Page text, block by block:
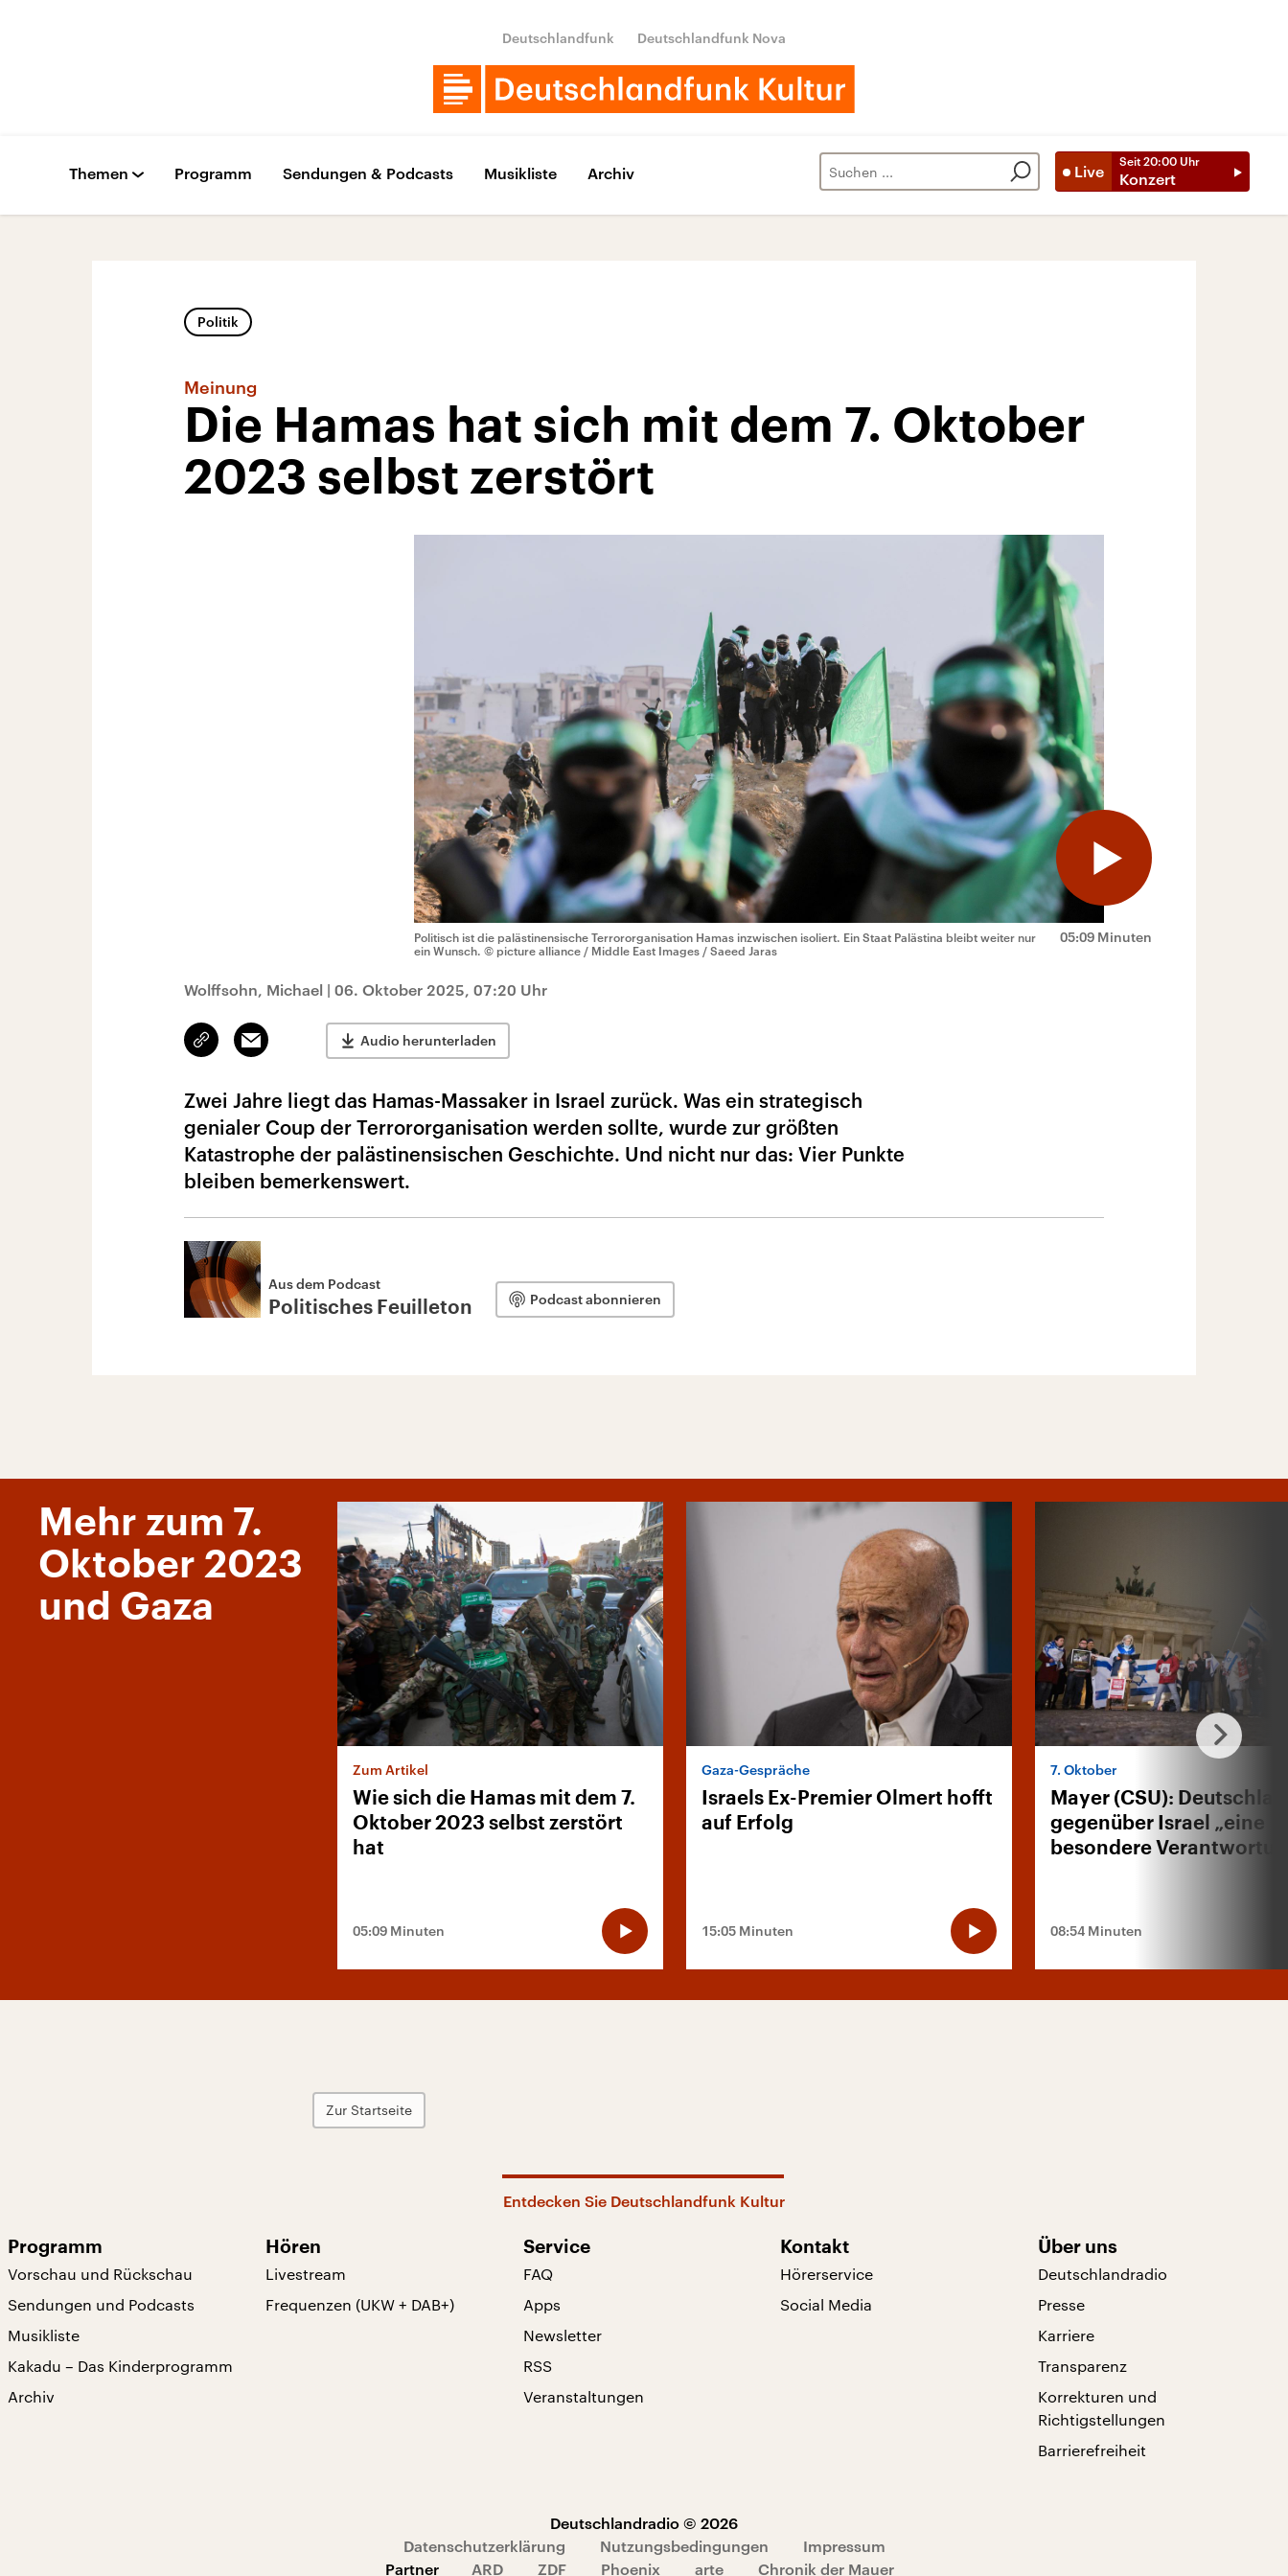
Deutschlandfunk Deutschlandfunk Nova
Live
Seit 20:00 Uhr
Konzert
Themen Programm Sendungen & Podcasts Musikliste Archiv
Politik
Meinung
Die Hamas hat sich mit dem 7. Oktober
2023 selbst zerstört
05:09 Minuten
Politisch ist die palästinensische Terrororganisation Hamas inzwischen isoliert. Ein Staat Palästina bleibt weiter nur
ein Wunsch. © picture alliance / Middle East Images / Saeed Jaras
Wolffsohn, Michael | 06. Oktober 2025, 07:20 Uhr
Link
kopieren/teilen
Email Audio herunterladen
Zwei Jahre liegt das Hamas-Massaker in Israel zurück. Was ein strategisch
genialer Coup der Terrororganisation werden sollte, wurde zur größten
Katastrophe der palästinensischen Geschichte. Und nicht nur das: Vier Punkte
bleiben bemerkenswert.
Aus dem Podcast
Politisches Feuilleton Podcast abonnieren
Mehr zum 7.
Oktober 2023
und Gaza
Zum Artikel
Wie sich die Hamas mit dem 7.
Oktober 2023 selbst zerstört
hat
05:09 Minuten
Gaza-Gespräche
Israels Ex-Premier Olmert hofft
auf Erfolg
15:05 Minuten
7. Oktober
Mayer (CSU):
gegenüber Israel „eine
besondere
08:54 Minuten
Zur Startseite
Entdecken Sie Deutschlandfunk Kultur
Programm
Vorschau und Rückschau
Sendungen und Podcasts
Musikliste
Kakadu – Das Kinderprogramm
Archiv
Hören
Livestream
Frequenzen (UKW + DAB+)
Service
FAQ
Apps
Newsletter
RSS
Veranstaltungen
Kontakt
Hörerservice
Social Media
Über uns
Deutschlandradio
Presse
Karriere
Transparenz
Korrekturen und
Richtigstellungen
Barrierefreiheit
Deutschlandradio © 2026
Datenschutzerklärung
Nutzungsbedingungen
Impressum
Partner
ARD ZDF Phoenix arte Chronik der Mauer